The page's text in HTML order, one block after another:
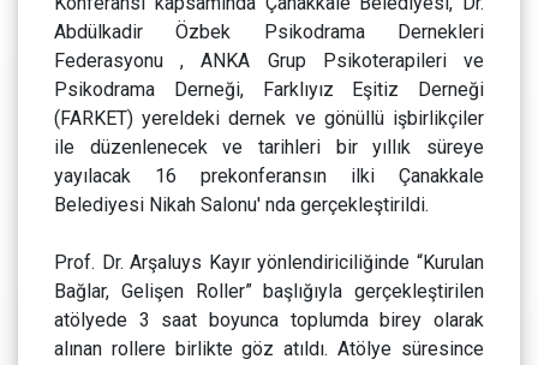
Abdülkadir Özbek Psikodrama Dernekleri
Federasyonu , ANKA Grup Psikoterapileri ve
Psikodrama Derneği, Farklıyız Eşitiz Derneği
(FARKET) yereldeki dernek ve gönüllü işbirlikçiler
ile düzenlenecek ve tarihleri bir yıllık süreye
yayılacak 16 prekonferansın ilki Çanakkale
Belediyesi Nikah Salonu' nda gerçekleştirildi.
Prof. Dr. Arşaluys Kayır yönlendiriciliğinde “Kurulan
Bağlar, Gelişen Roller” başlığıyla gerçekleştirilen
atölyede 3 saat boyunca toplumda birey olarak
alınan rollere birlikte göz atıldı. Atölye süresince